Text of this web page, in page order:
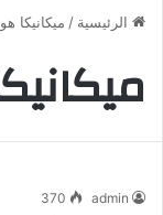
الرئيسية / ميكانيكا
admin
370